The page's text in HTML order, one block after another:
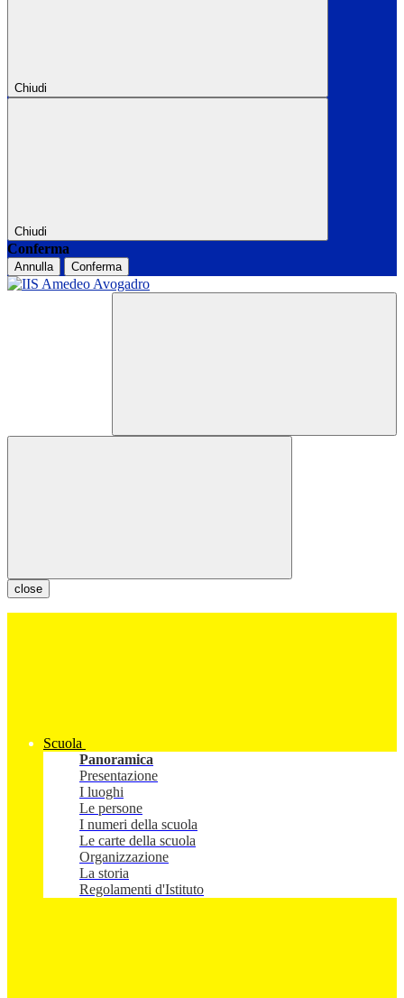
Chiudi
Chiudi
Conferma
Annulla Conferma
close
Scuola
Panoramica
Presentazione
I luoghi
Le persone
I numeri della scuola
Le carte della scuola
Organizzazione
La storia
Regolamenti d'Istituto